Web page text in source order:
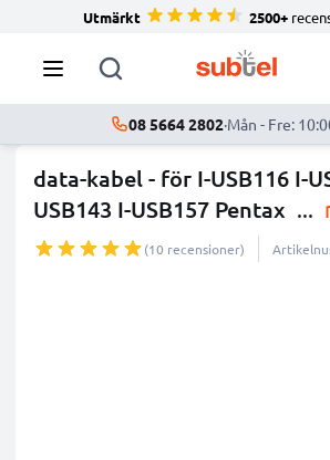
Utmärkt 2500+
08 5664 2802·Mån - Fre:
data-kabel - för I-USB116 I-
USB143 I-USB157 Pentax ...
(10 recensioner)